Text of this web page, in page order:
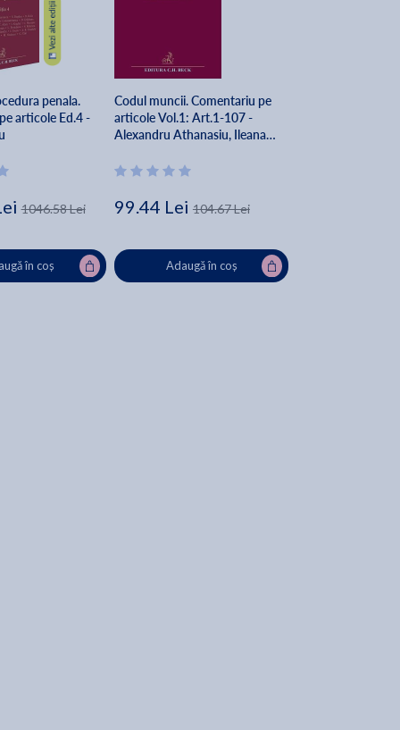
penala.
articole Ed.4 -
1046.58 Lei
în coș
Codul muncii. Comentariu pe
articole Vol.1: Art.1-107 -
Alexandru Athanasiu, Ileana
Magda Volonciu
99.44 Lei 104.67 Lei
Adaugă în coș